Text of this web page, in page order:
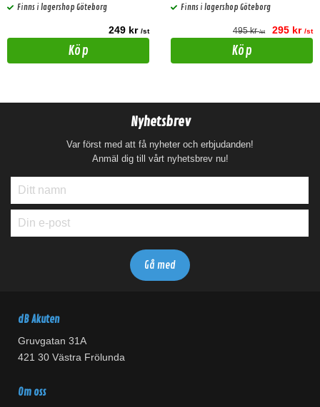
Finns i lagershop Göteborg
249 kr /st
Köp
Finns i lagershop Göteborg
495 kr/st 295 kr /st
Köp
Nyhetsbrev
Var först med att få nyheter och erbjudanden!
Anmäl dig till vårt nyhetsbrev nu!
dB Akuten
Gruvgatan 31A
421 30 Västra Frölunda
Om oss